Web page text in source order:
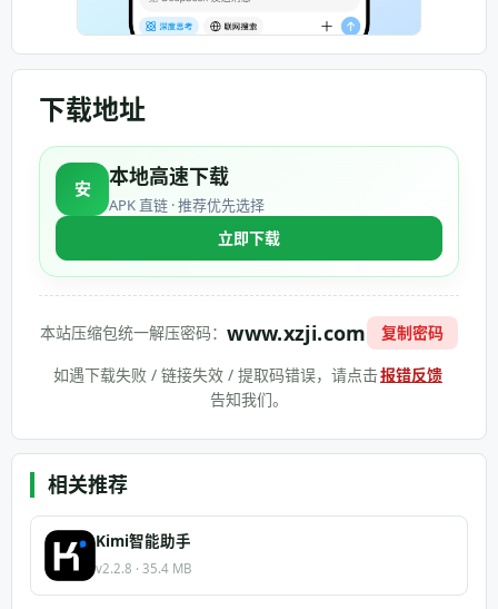
下载地址
安 本地高速下载
APK 直链 · 推荐优先选择
立即下载
本站压缩包统一解压密码：www.xzji.com
复制密码
如遇下载失败 / 链接失效 / 提取码错误，请点击报错反馈
告知我们。
相关推荐
Kimi智能助手
v2.2.8 · 35.4 MB